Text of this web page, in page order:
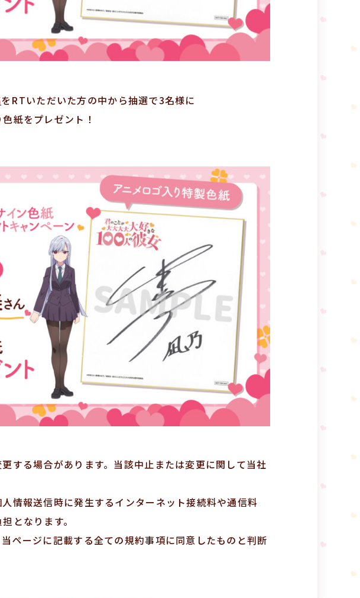
をRTいただいた方の中から抽選で3名様に
紙をプレゼント！
する場合があります。当該中止または変更に関して当社
情報送信時に発生するインターネット接続料や通信料
となります。
ページに記載する全ての規約事項に同意したものと判断